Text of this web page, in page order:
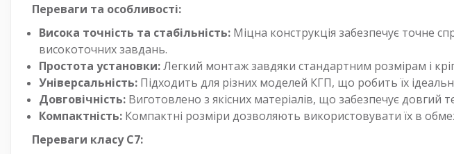
Переваги та особливості:
Висока точність та стабільність: Міцна конструкція забезпечує точне
високоточних завдань.
Простота установки:Легкий монтаж завдяки стандартним розмірам і
Універсальність: Підходить для різних моделей КГП, що робить їх
Довговічність: Виготовлено з якісних матеріалів, що забезпечує довгий
Компактність: Компактні розміри дозволяють використовувати їх в
Переваги класу С7: